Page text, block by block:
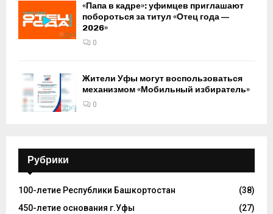
«Папа в кадре»: уфимцев приглашают
побороться за титул «Отец года —
2026»
0
Жители Уфы могут воспользоваться
механизмом «Мобильный избиратель»
0
Рубрики
100-летие Республики Башкортостан
(38)
450-летие основания г.Уфы
(27)